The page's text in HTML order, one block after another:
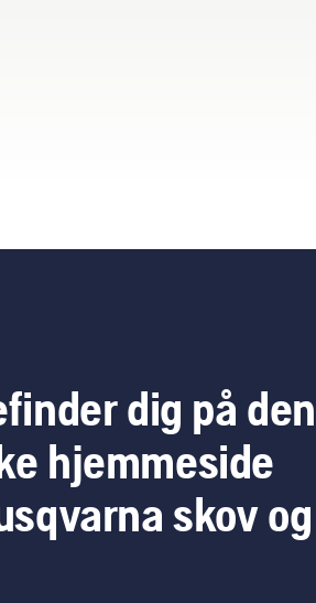
video
dig på den
hjemmeside
skov og